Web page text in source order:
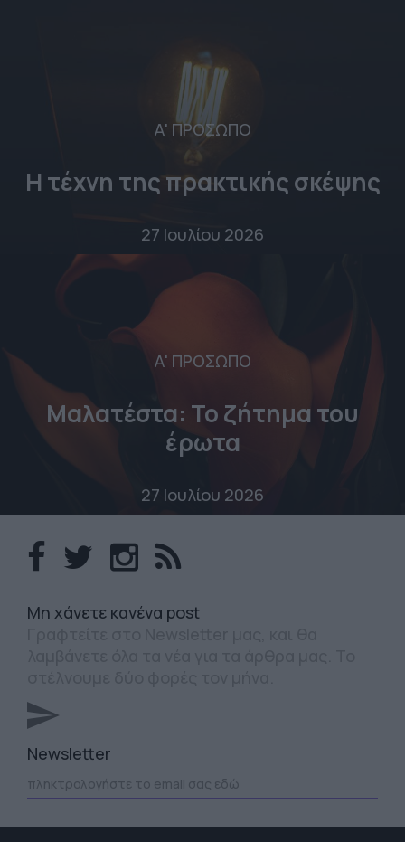
Α' ΠΡΟΣΩΠΟ
Η τέχνη της πρακτικής σκέψης
27 Ιουλίου 2026
Α' ΠΡΟΣΩΠΟ
Μαλατέστα: Το ζήτημα του
έρωτα
27 Ιουλίου 2026
Mη χάνετε κανένα post
Newsletter